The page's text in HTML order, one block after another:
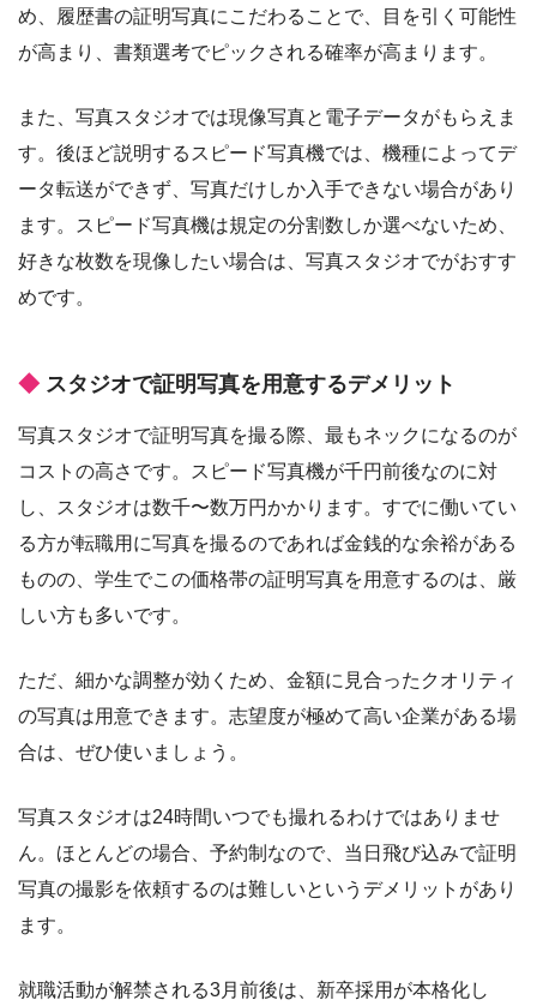
め、履歴書の証明写真にこだわることで、目を引く可能性
が高まり、書類選考でピックされる確率が高まります。
また、写真スタジオでは現像写真と電子データがもらえま
す。後ほど説明するスピード写真機では、機種によってデ
ータ転送ができず、写真だけしか入手できない場合があり
ます。スピード写真機は規定の分割数しか選べないため、
好きな枚数を現像したい場合は、写真スタジオでがおすす
めです。
スタジオで証明写真を用意するデメリット
写真スタジオで証明写真を撮る際、最もネックになるのが
コストの高さです。スピード写真機が千円前後なのに対
し、スタジオは数千〜数万円かかります。すでに働いてい
る方が転職用に写真を撮るのであれば金銭的な余裕がある
ものの、学生でこの価格帯の証明写真を用意するのは、厳
しい方も多いです。
ただ、細かな調整が効くため、金額に見合ったクオリティ
の写真は用意できます。志望度が極めて高い企業がある場
合は、ぜひ使いましょう。
写真スタジオは24時間いつでも撮れるわけではありませ
ん。ほとんどの場合、予約制なので、当日飛び込みで証明
写真の撮影を依頼するのは難しいというデメリットがあり
ます。
就職活動が解禁される3月前後は、新卒採用が本格化し